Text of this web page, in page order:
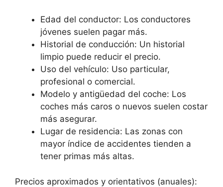
Edad del conductor: Los conductores
jóvenes suelen pagar más.
Historial de conducción: Un historial
limpio puede reducir el precio.
Uso del vehículo: Uso particular,
profesional o comercial.
Modelo y antigüedad del coche: Los
coches más caros o nuevos suelen costar
más asegurar.
Lugar de residencia: Las zonas con
mayor índice de accidentes tienden a
tener primas más altas.
Precios aproximados y orientativos (anuales):